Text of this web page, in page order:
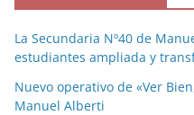
La Secundaria Nº40 de
estudiantes ampliada y
Nuevo operativo de «Ver
Manuel Alberti